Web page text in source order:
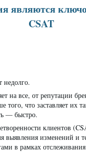
являются
CSAT
недолго.
на все, от репутации
что заставляет их
— быстро.
клиентов
выявления изменений и
в рамках